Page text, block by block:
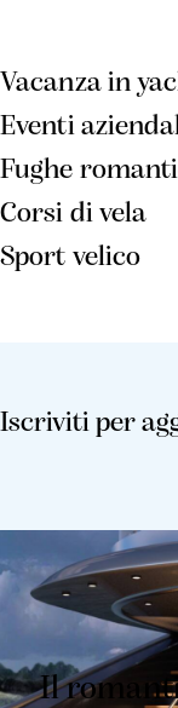
Vacanza in
Eventi
Fughe
Corsi di vela
Sport velico
Iscriviti per
Il